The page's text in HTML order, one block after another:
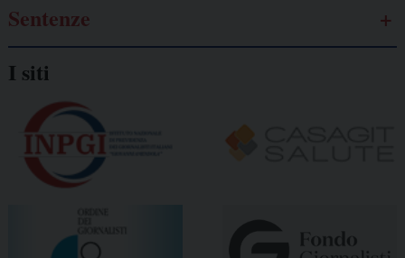
Sentenze
I siti